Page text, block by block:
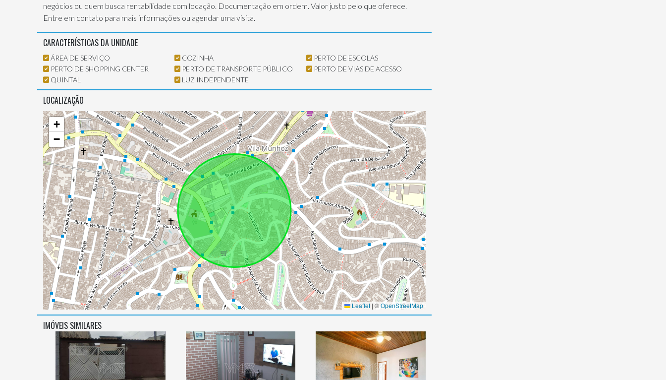
negócios ou quem busca rentabilidade com locação. Documentação em ordem. Valor justo pelo que oferece.
Entre em contato para mais informações ou agendar uma visita.
CARACTERÍSTICAS DA UNIDADE
ÁREA DE SERVIÇO COZINHA
PERTO DE ESCOLAS
PERTO DE SHOPPING CENTER
PERTO DE TRANSPORTE PÚBLICO
PERTO DE VIAS DE ACESSO
QUINTAL
LUZ INDEPENDENTE
LOCALIZAÇÃO
+
−
Leaflet | ©OpenStreetMap
IMÓVEIS SIMILARES